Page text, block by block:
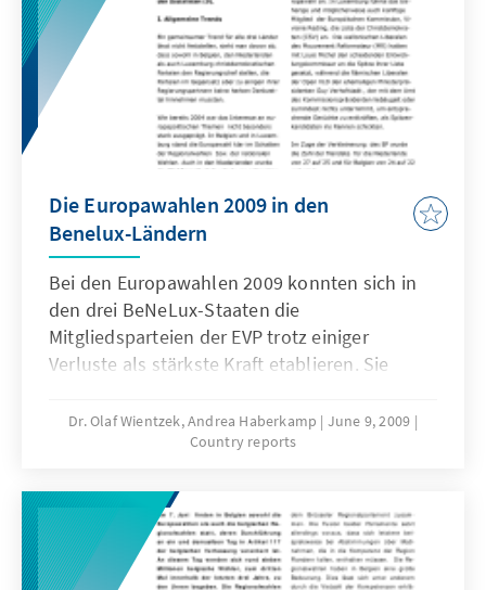
Die Europawahlen 2009 in den
Benelux-Ländern
Bei den Europawahlen 2009 konnten sich in
den drei BeNeLux-Staaten die
Mitgliedsparteien der EVP trotz einiger
Verluste als stärkste Kraft etablieren. Sie
schen Parlament insgesamt 14 der 53 Sitze
auf sich vereinen; bei den Wahlen 2009 waren
Christdemokraten aus den Benelux-Ländern
weiterhin die stärkste Gruppierung vor den
Liberalen (12) und den Sozialisten (9).
Dr. Olaf Wientzek, Andrea Haberkamp
June 9, 2009
Country reports